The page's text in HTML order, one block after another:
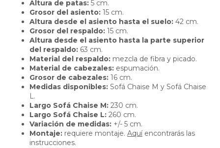
Altura de patas: 5 cm.
Grosor del asiento: 15 cm.
Altura desde el asiento hasta el suelo: 42 cm.
Grosor del respaldo: 15 cm.
Altura desde el asiento hasta la parte superior
del respaldo: 63 cm.
Material del respaldo: mezcla de fibra y picado.
Material de cabezales: espumación.
Grosor de cabezales: 16 cm.
Medidas disponibles: Sofá Chaise M y Sofá Chaise
L.
Largo Sofá Chaise M: 230 cm.
Largo Sofá Chaise L: 260 cm.
Variación de medidas: +/- 5 cm.
Montaje: requiere montaje. Aquíencontrarás las
instrucciones.